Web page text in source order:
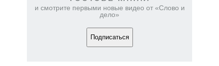
и смотрите первыми новые видео от «Слово и
дело»
Подписаться